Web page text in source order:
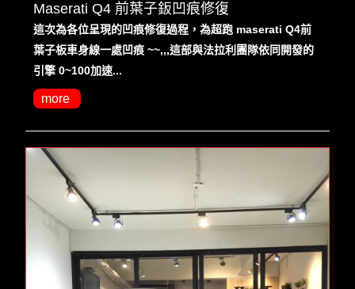
Maserati Q4 前葉子鈑凹痕修復
這次為各位呈現的凹痕修復過程，為超跑 maserati Q4前
葉子板車身線一處凹痕 ~~,,,這部與法拉利團隊依同開發的
引擎 0~100加速...
more